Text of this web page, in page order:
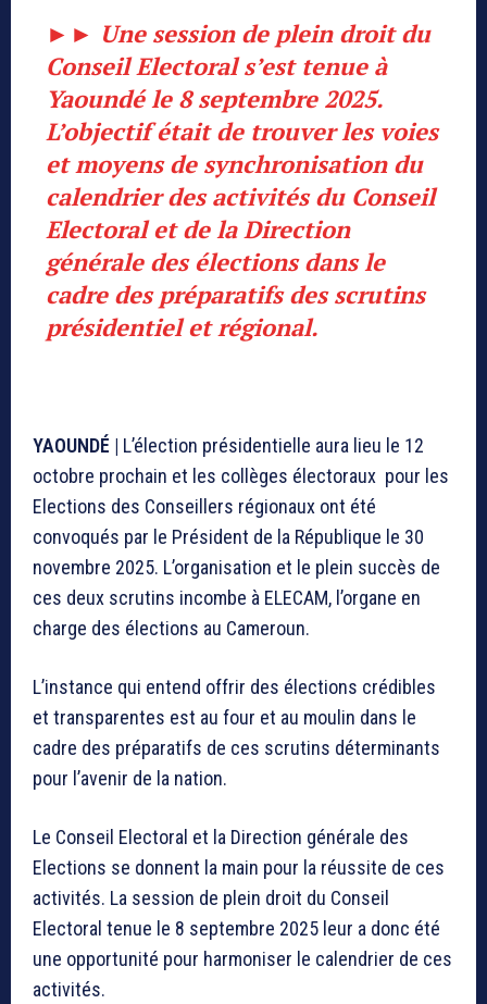
►► Une session de plein droit du
Conseil Electoral s’est tenue à
Yaoundé le 8 septembre 2025.
L’objectif était de trouver les voies
et moyens de synchronisation du
calendrier des activités du Conseil
Electoral et de la Direction
générale des élections dans le
cadre des préparatifs des scrutins
présidentiel et régional.
YAOUNDÉ | L’élection présidentielle aura lieu le 12
octobre prochain et les collèges électoraux pour les
Elections des Conseillers régionaux ont été
convoqués par le Président de la République le 30
novembre 2025. L’organisation et le plein succès de
ces deux scrutins incombe à ELECAM, l’organe en
charge des élections au Cameroun.
L’instance qui entend offrir des élections crédibles
et transparentes est au four et au moulin dans le
cadre des préparatifs de ces scrutins déterminants
pour l’avenir de la nation.
Le Conseil Electoral et la Direction générale des
Elections se donnent la main pour la réussite de ces
activités. La session de plein droit du Conseil
Electoral tenue le 8 septembre 2025 leur a donc été
une opportunité pour harmoniser le calendrier de ces
activités.